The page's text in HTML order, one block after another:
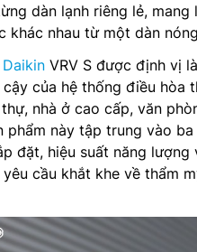
dàn lạnh riêng lẻ,
khác nhau từ một dàn
VRV S được định vị
của hệ thống điều hòa
nhà ở cao cấp, văn
phẩm này tập trung vào
đặt, hiệu suất năng
cầu khắt khe về thẩm